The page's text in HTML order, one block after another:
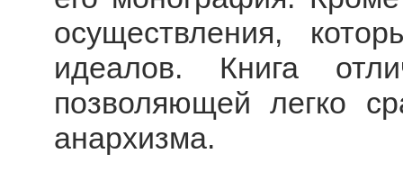
осуществления,
идеалов. Книга
позволяющей легко
анархизма.